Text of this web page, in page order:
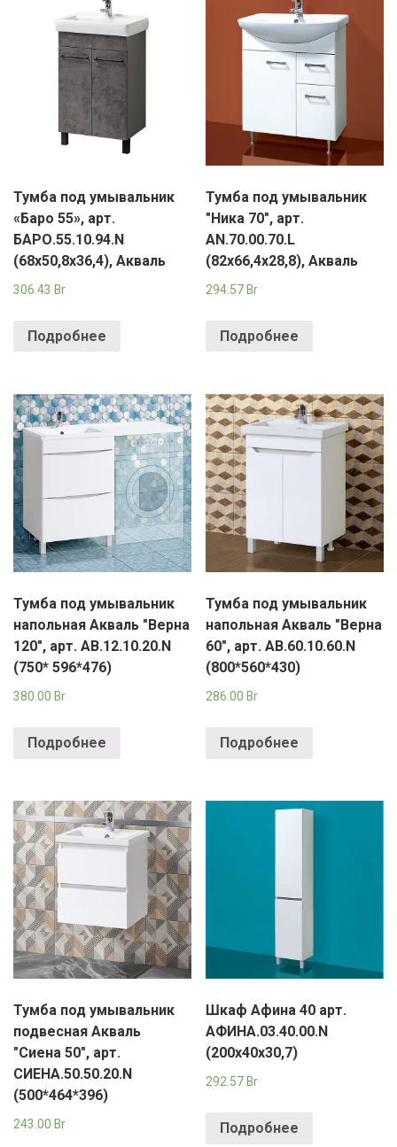
Тумба под умывальник
«Баро 55», арт.
БАРО.55.10.94.N
(68х50,8х36,4), Акваль
306.43 Br
Подробнее
Тумба под умывальник
"Ника 70", арт.
AN.70.00.70.L
(82х66,4х28,8), Акваль
294.57 Br
Подробнее
Тумба под умывальник
напольная Акваль "Верна
120", арт. АВ.12.10.20.N
(750* 596*476)
380.00 Br
Подробнее
Тумба под умывальник
напольная Акваль "Верна
60", арт. АВ.60.10.60.N
(800*560*430)
286.00 Br
Подробнее
Тумба под умывальник
подвесная Акваль
"Сиена 50", арт.
СИЕНА.50.50.20.N
(500*464*396)
243.00 Br
Шкаф Афина 40 арт.
АФИНА.03.40.00.N
(200х40х30,7)
292.57 Br
Подробнее